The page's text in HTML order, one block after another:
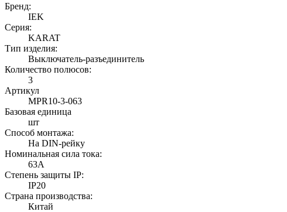
Бренд:
IEK
Серия:
KARAT
Тип изделия:
Выключатель-разъединитель
Количество полюсов:
3
Артикул
MPR10-3-063
Базовая единица
шт
Способ монтажа:
На DIN-рейку
Номинальная сила тока:
63А
Степень защиты IP:
IP20
Страна производства:
Китай